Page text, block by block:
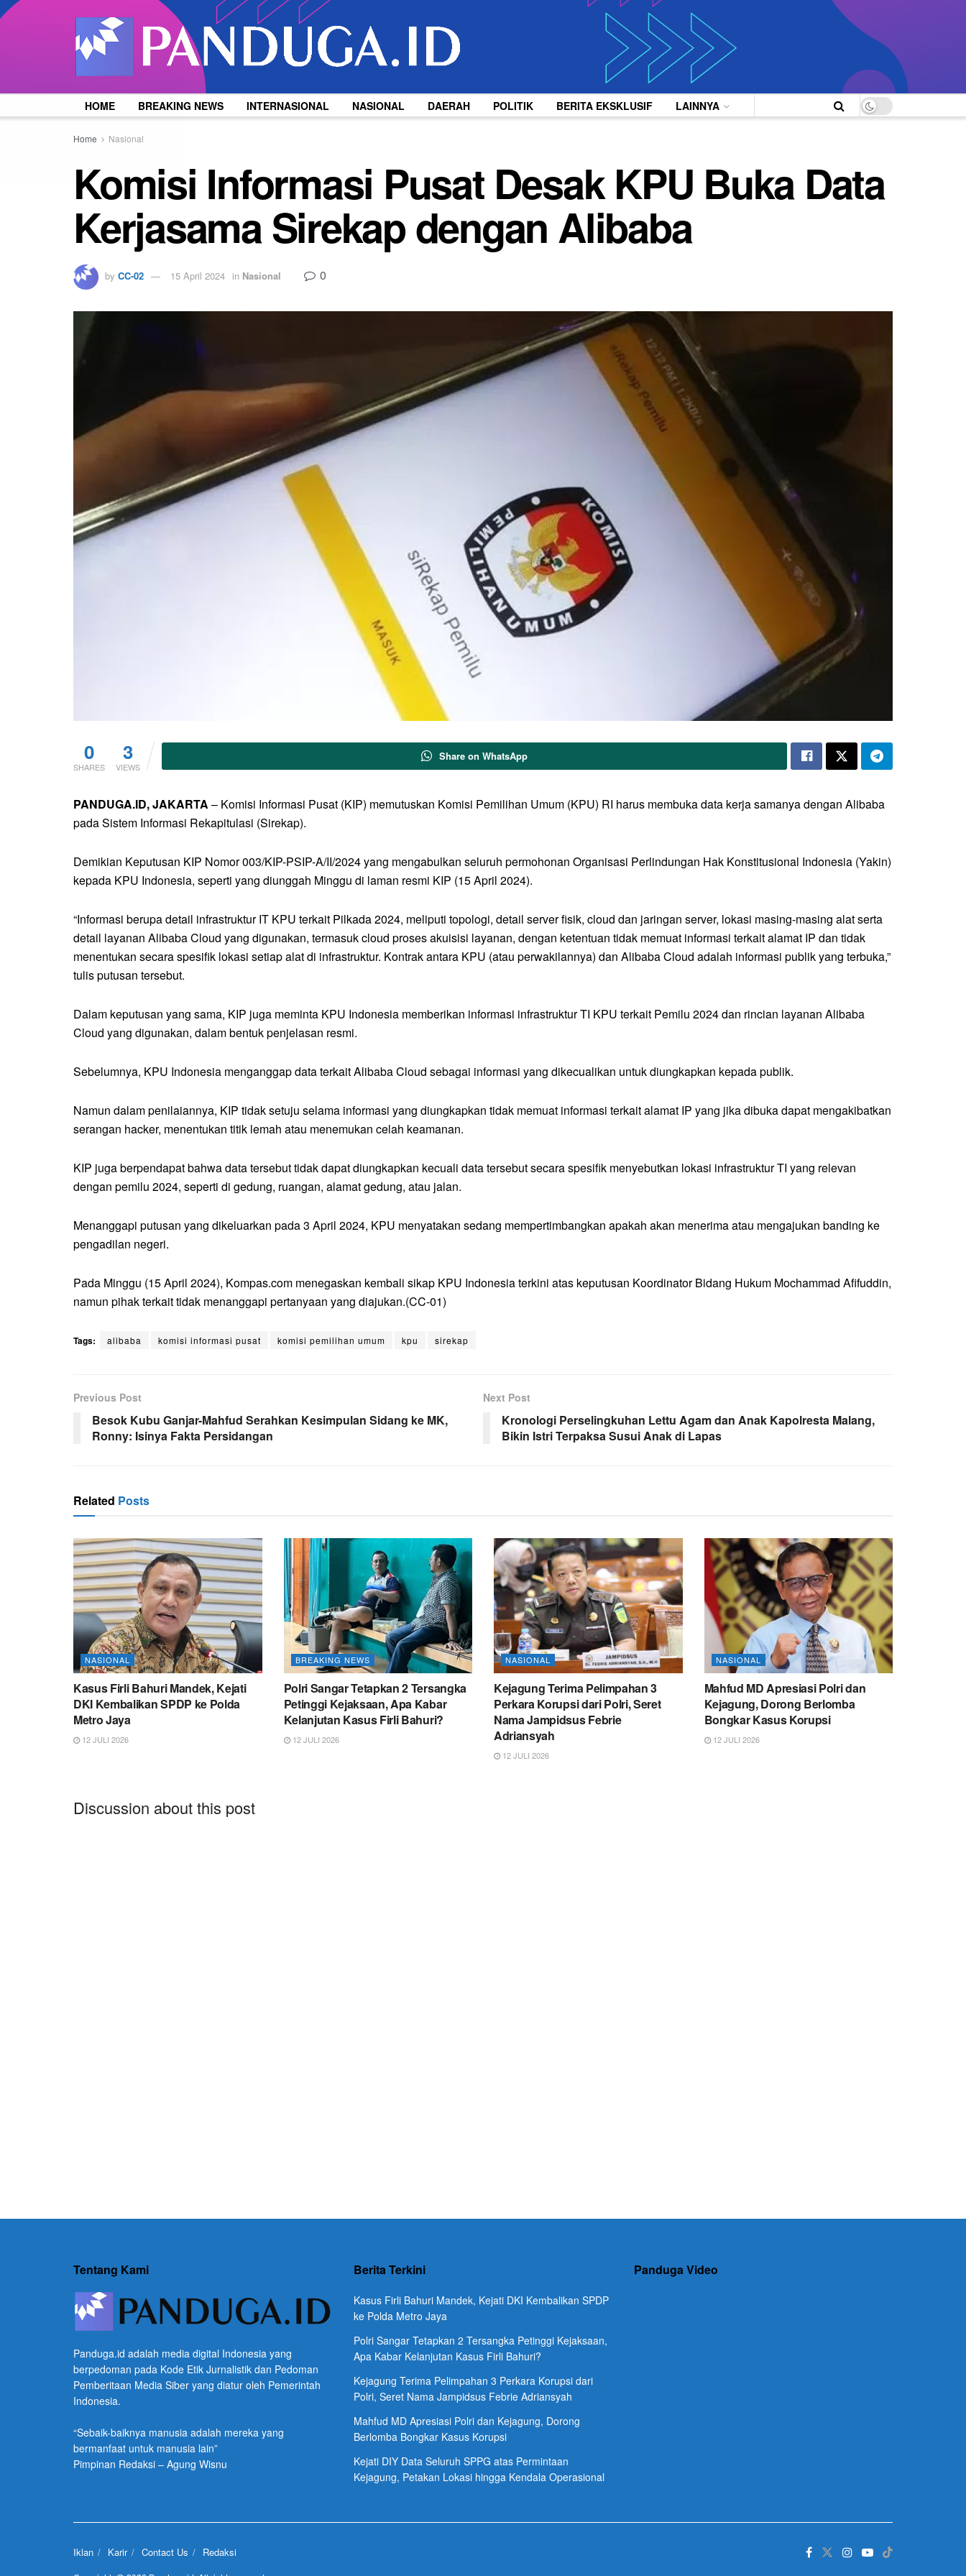
HOME BREAKING NEWS INTERNASIONAL NASIONAL DAERAH POLITIK BERITA EKSKLUSIF LAINNYA
Home Nasional
Komisi Informasi Pusat Desak KPU Buka Data
Kerjasama Sirekap dengan Alibaba
by CC-02 15 April 2024 in Nasional 0
0
SHARES
3
VIEWS
Share on WhatsApp
PANDUGA.ID, JAKARTA – Komisi Informasi Pusat (KIP) memutuskan Komisi Pemilihan Umum (KPU) RI harus membuka data kerja samanya dengan Alibaba
pada Sistem Informasi Rekapitulasi (Sirekap).
Demikian Keputusan KIP Nomor 003/KIP-PSIP-A/II/2024 yang mengabulkan seluruh permohonan Organisasi Perlindungan Hak Konstitusional Indonesia (Yakin)
kepada KPU Indonesia, seperti yang diunggah Minggu di laman resmi KIP (15 April 2024).
“Informasi berupa detail infrastruktur IT KPU terkait Pilkada 2024, meliputi topologi, detail server fisik, cloud dan jaringan server, lokasi masing-masing alat serta
detail layanan Alibaba Cloud yang digunakan, termasuk cloud proses akuisisi layanan, dengan ketentuan tidak memuat informasi terkait alamat IP dan tidak
menentukan secara spesifik lokasi setiap alat di infrastruktur. Kontrak antara KPU (atau perwakilannya) dan Alibaba Cloud adalah informasi publik yang terbuka,”
tulis putusan tersebut.
Dalam keputusan yang sama, KIP juga meminta KPU Indonesia memberikan informasi infrastruktur TI KPU terkait Pemilu 2024 dan rincian layanan Alibaba
Cloud yang digunakan, dalam bentuk penjelasan resmi.
Sebelumnya, KPU Indonesia menganggap data terkait Alibaba Cloud sebagai informasi yang dikecualikan untuk diungkapkan kepada publik.
Namun dalam penilaiannya, KIP tidak setuju selama informasi yang diungkapkan tidak memuat informasi terkait alamat IP yang jika dibuka dapat mengakibatkan
serangan hacker, menentukan titik lemah atau menemukan celah keamanan.
KIP juga berpendapat bahwa data tersebut tidak dapat diungkapkan kecuali data tersebut secara spesifik menyebutkan lokasi infrastruktur TI yang relevan
dengan pemilu 2024, seperti di gedung, ruangan, alamat gedung, atau jalan.
Menanggapi putusan yang dikeluarkan pada 3 April 2024, KPU menyatakan sedang mempertimbangkan apakah akan menerima atau mengajukan banding ke
pengadilan negeri.
Pada Minggu (15 April 2024), Kompas.com menegaskan kembali sikap KPU Indonesia terkini atas keputusan Koordinator Bidang Hukum Mochammad Afifuddin,
namun pihak terkait tidak menanggapi pertanyaan yang diajukan.(CC-01)
Tags: alibaba komisi informasi pusat komisi pemilihan umum kpu sirekap
Previous Post
Besok Kubu Ganjar-Mahfud Serahkan Kesimpulan Sidang ke MK,
Ronny: Isinya Fakta Persidangan
Next Post
Kronologi Perselingkuhan Lettu Agam dan Anak Kapolresta Malang,
Bikin Istri Terpaksa Susui Anak di Lapas
Related Posts
NASIONAL
Kasus Firli Bahuri Mandek, Kejati
DKI Kembalikan SPDP ke Polda
Metro Jaya
12 JULI 2026
BREAKING NEWS
Polri Sangar Tetapkan 2 Tersangka
Petinggi Kejaksaan, Apa Kabar
Kelanjutan Kasus Firli Bahuri?
12 JULI 2026
NASIONAL
Kejagung Terima Pelimpahan 3
Perkara Korupsi dari Polri, Seret
Nama Jampidsus Febrie
Adriansyah
12 JULI 2026
NASIONAL
Mahfud MD Apresiasi Polri dan
Kejagung, Dorong Berlomba
Bongkar Kasus Korupsi
12 JULI 2026
Discussion about this post
Tentang Kami
Panduga.id adalah media digital Indonesia yang
berpedoman pada Kode Etik Jurnalistik dan Pedoman
Pemberitaan Media Siber yang diatur oleh Pemerintah
Indonesia.
“Sebaik-baiknya manusia adalah mereka yang
bermanfaat untuk manusia lain”
Pimpinan Redaksi – Agung Wisnu
Berita Terkini
Kasus Firli Bahuri Mandek, Kejati DKI Kembalikan SPDP
ke Polda Metro Jaya
Polri Sangar Tetapkan 2 Tersangka Petinggi Kejaksaan,
Apa Kabar Kelanjutan Kasus Firli Bahuri?
Kejagung Terima Pelimpahan 3 Perkara Korupsi dari
Polri, Seret Nama Jampidsus Febrie Adriansyah
Mahfud MD Apresiasi Polri dan Kejagung, Dorong
Berlomba Bongkar Kasus Korupsi
Kejati DIY Data Seluruh SPPG atas Permintaan
Kejagung, Petakan Lokasi hingga Kendala Operasional
Panduga Video
Iklan Karir Contact Us Redaksi